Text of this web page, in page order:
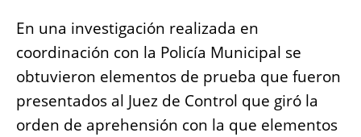
En una investigación realizada en
coordinación con la Policía Municipal se
obtuvieron elementos de prueba que fueron
presentados al Juez de Control que giró la
orden de aprehensión con la que elementos